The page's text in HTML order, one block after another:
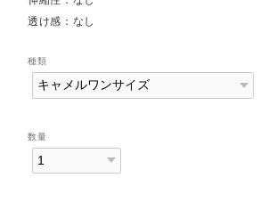
透け感：なし
種類
数量